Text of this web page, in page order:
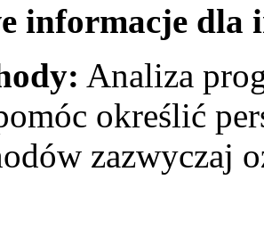
informacje ‍dla
Analiza
określić
zazwyczaj